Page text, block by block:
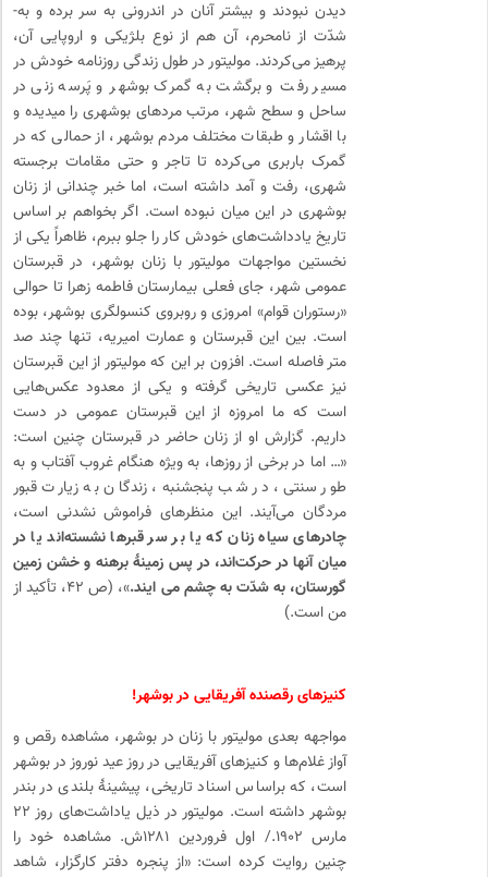
دیدن نبودند و بیشتر آنان در اندرونی به­ سر برده و به­
شدّت از نامحرم، آن هم از نوع بلژیکی و اروپایی آن،
پرهیز می­‌کردند. مولیتور در طول زندگی روزنامه خودش در
مسیر رفت و برگشت به گمرک بوشهر و پَرسه زنی در
ساحل و سطح شهر، مرتب مردهای بوشهری را می­دیده و
با اقشار و طبقات مختلف مردم بوشهر، از حمالی که در
گمرک باربری می‌­کرده تا تاجر و حتی مقامات برجسته
شهری، رفت و آمد داشته است، اما خبر چندانی از زنان
بوشهری در این میان نبوده است. اگر بخواهم بر اساس
تاریخ یادداشت­‌های خودش کار را جلو ببرم، ظاهراً یکی از
نخستین مواجهات مولیتور با زنان بوشهر، در قبرستان
عمومی شهر، جای فعلی بیمارستان فاطمه زهرا تا حوالی
«رستوران قوام» امروزی و روبروی کنسولگری بوشهر، بوده
است. بین این قبرستان و عمارت امیریه، تنها چند صد
متر فاصله است. افزون بر این که مولیتور از این قبرستان
نیز عکسی تاریخی گرفته و یکی از معدود عکس‌­هایی
است که ما امروزه از این قبرستان عمومی در دست
داریم. گزارش او از زنان حاضر در قبرستان چنین است:
«… اما در برخی از روزها، به ویژه هنگام غروب آفتاب و به
طور سنتی، در شب پنج­شنبه، زندگان به زیارت قبور
مردگان می‌­آیند. این منظره­ای فراموش نشدنی است،
چادرهای سیاه زنان که یا بر سر قبرها نشسته‌­اند یا در
میان آن­ها در حرکت‌­اند، در پس زمینۀ برهنه و خشن زمین
گورستان، به­ شدّت به چشم می ایند.
»، (ص ۴۲، تأکید از
من است.)
کنیزهای رقصنده آفریقایی در بوشهر!
مواجهه بعدی مولیتور با زنان در بوشهر، مشاهده رقص و
آواز غلام­‌ها و کنیزهای آفریقایی در روز عید نوروز در بوشهر
است، که براساس اسناد تاریخی، پیشینۀ بلندی در بندر
بوشهر داشته است. مولیتور در ذیل یاداشت­‌های روز ۲۲
مارس ۱۹۰۲./ اول فروردین ۱۲۸۱ش. مشاهده خود را
چنین روایت کرده است: «از پنجره دفتر کارگزار، شاهد